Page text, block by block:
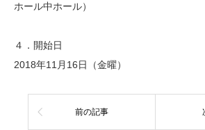
ホール中ホール）
４．開始日
2018年11月16日（金曜）
前の記事